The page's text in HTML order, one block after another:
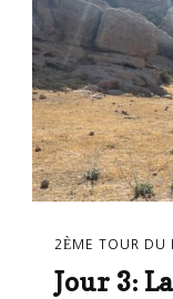
2ÈME TOUR DU
Jour 3: